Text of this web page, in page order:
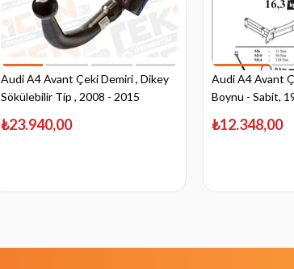
Audi A4 Avant Çeki Demiri , Dikey
Sökülebilir Tip , 2008 - 2015
₺23.940,00
Audi A4 Avant
Boynu - Sabit,
₺12.348,00